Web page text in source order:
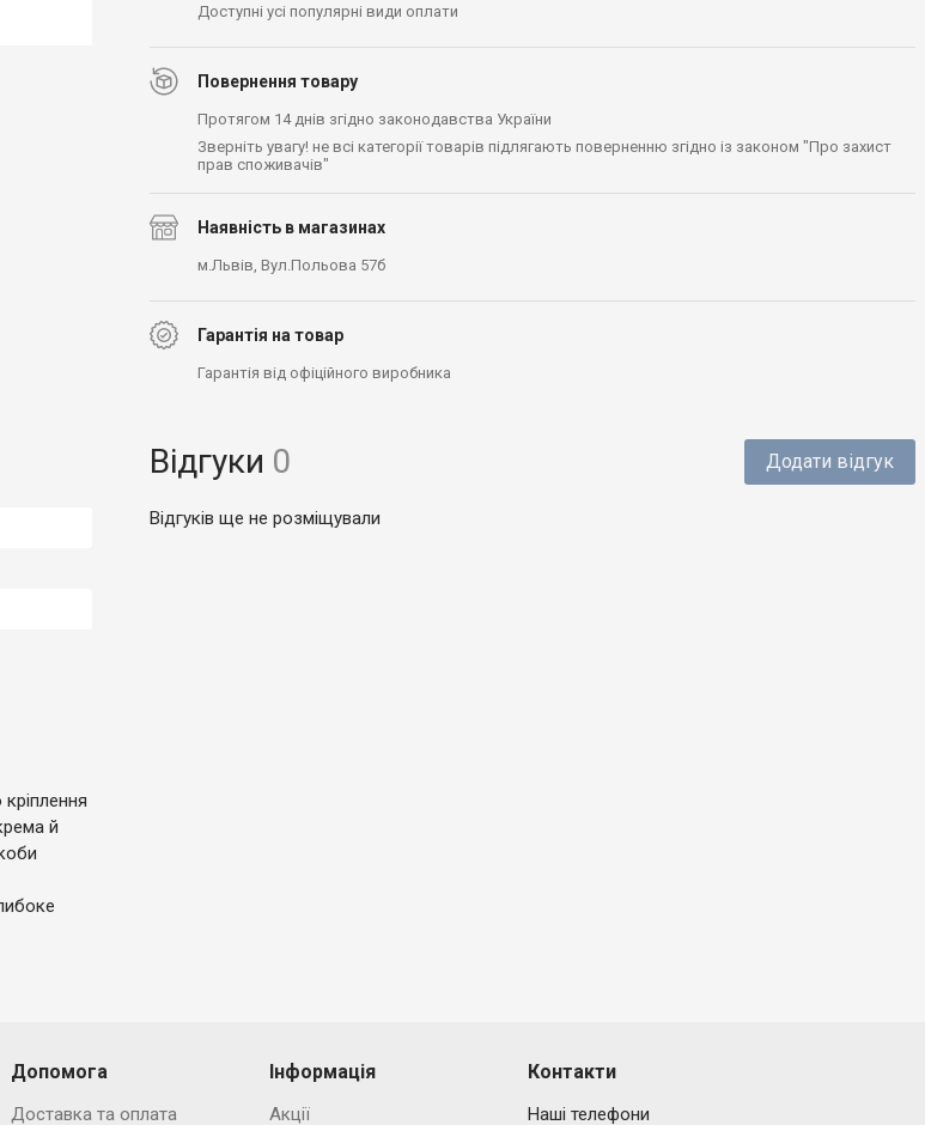
Доступні усі популярні види оплати
Повернення товару
Протягом 14 днів згідно законодавства України
Зверніть увагу! не всі категорії товарів підлягають поверненню згідно із законом "Про захист
прав споживачів"
Наявність в магазинах
м.Львів, Вул.Польова 57б
Гарантія на товар
Гарантія від офіційного виробника
й
Відгуки 0 Додати відгук
Відгуків ще не розміщували
Допомога
Доставка та оплата
Інформація
Акції
Контакти
Наші телефони